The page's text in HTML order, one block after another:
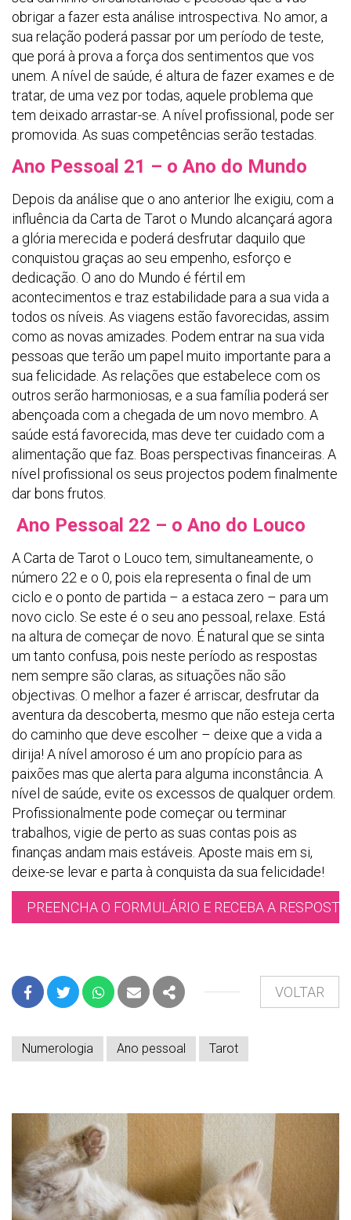
obrigar a fazer esta análise introspectiva. No amor, a
sua relação poderá passar por um período de teste,
que porá à prova a força dos sentimentos que vos
unem. A nível de saúde, é altura de fazer exames e de
tratar, de uma vez por todas, aquele problema que
tem deixado arrastar-se. A nível profissional, pode ser
promovida. As suas competências serão testadas.
Ano Pessoal 21 – o Ano do Mundo
Depois da análise que o ano anterior lhe exigiu, com a
influência da Carta de Tarot o Mundo alcançará agora
a glória merecida e poderá desfrutar daquilo que
conquistou graças ao seu empenho, esforço e
dedicação. O ano do Mundo é fértil em
acontecimentos e traz estabilidade para a sua vida a
todos os níveis. As viagens estão favorecidas, assim
como as novas amizades. Podem entrar na sua vida
pessoas que terão um papel muito importante para a
sua felicidade. As relações que estabelece com os
outros serão harmoniosas, e a sua família poderá ser
abençoada com a chegada de um novo membro. A
saúde está favorecida, mas deve ter cuidado com a
alimentação que faz. Boas perspectivas financeiras. A
nível profissional os seus projectos podem finalmente
dar bons frutos.
Ano Pessoal 22 – o Ano do Louco
A Carta de Tarot o Louco tem, simultaneamente, o
número 22 e o 0, pois ela representa o final de um
ciclo e o ponto de partida – a estaca zero – para um
novo ciclo. Se este é o seu ano pessoal, relaxe. Está
na altura de começar de novo. É natural que se sinta
um tanto confusa, pois neste período as respostas
nem sempre são claras, as situações não são
objectivas. O melhor a fazer é arriscar, desfrutar da
aventura da descoberta, mesmo que não esteja certa
do caminho que deve escolher – deixe que a vida a
dirija! A nível amoroso é um ano propício para as
paixões mas que alerta para alguma inconstância. A
nível de saúde, evite os excessos de qualquer ordem.
Profissionalmente pode começar ou terminar
trabalhos, vigie de perto as suas contas pois as
finanças andam mais estáveis. Aposte mais em si,
deixe-se levar e parta à conquista da sua felicidade!
PREENCHA O FORMULÁRIO E RECEBA A
FACEBOOK
TWITTERWHATSAPP
E-MAILPARTILHAR
VOLTAR
Numerologia Ano pessoal Tarot